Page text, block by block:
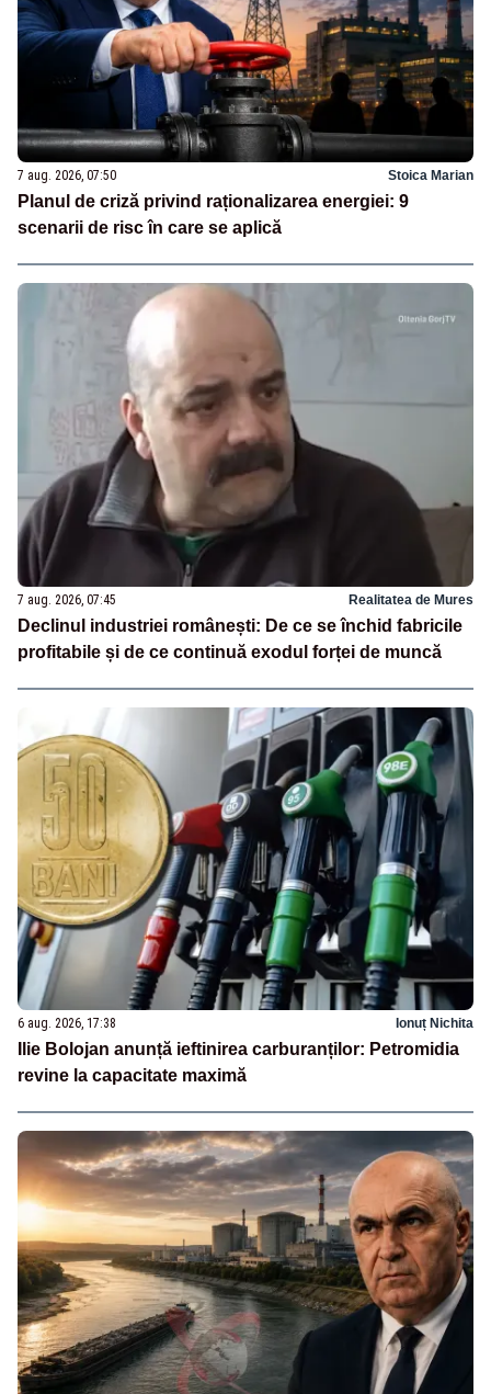
7 aug. 2026, 07:50 Stoica Marian
Planul de criză privind raționalizarea energiei: 9
scenarii de risc în care se aplică
7 aug. 2026, 07:45 Realitatea de Mures
Declinul industriei românești: De ce se închid fabricile
profitabile și de ce continuă exodul forței de muncă
6 aug. 2026, 17:38 Ionuț Nichita
Ilie Bolojan anunță ieftinirea carburanților: Petromidia
revine la capacitate maximă